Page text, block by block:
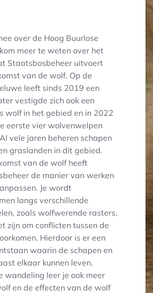
over de Hoog Buurlose
meer te weten over het
Staatsbosbeheer uitvoert
van de wolf. Op de
leeft sinds 2019 een
vestigde zich ook een
wolf in het gebied en in 2022
eerste vier wolvenwelpen
vele jaren beheren schapen
graslanden in dit gebied.
van de wolf heeft
de manier van werken
Je wordt
langs verschillende
zoals wolfwerende rasters,
zijn om conflicten tussen de
Hierdoor is er een
waarin de schapen en
elkaar kunnen leven.
wandeling leer je ook meer
en de effecten van de wolf